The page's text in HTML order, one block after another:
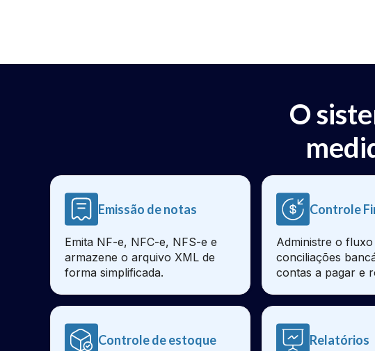
O
Emissão de notas
Emita NF-e, NFC-e, NFS-e e
armazene o arquivo XML de
forma simplificada.
Controle
Administre o fluxo
conciliações
contas a pagar e
Controle de estoque Relatórios